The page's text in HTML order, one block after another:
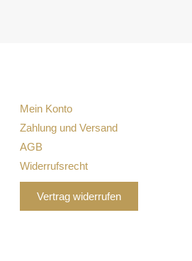
Mein Konto
Zahlung und Versand
AGB
Widerrufsrecht
Vertrag widerrufen